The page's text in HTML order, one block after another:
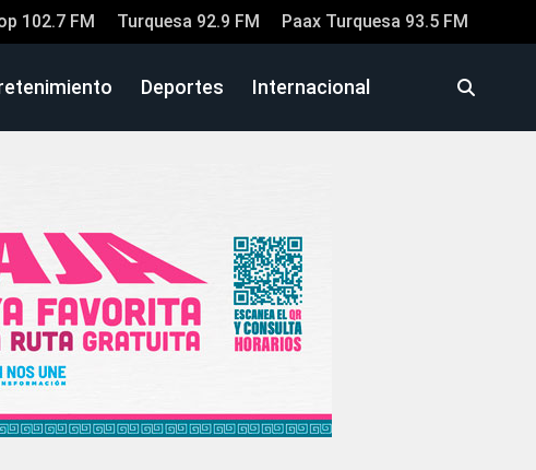
102.7 FM Turquesa 92.9 FM Paax Turquesa 93.5 FM
Deportes Internacional